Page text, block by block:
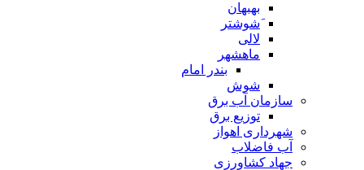
بهبهان
َشوشتر
لالی
ماهشهر
بندر امام
شوش
سازمان آب برق
توزیع برق
شهرداری اهواز
آب فاضلاب
جهاد کشاورزی